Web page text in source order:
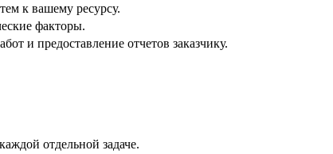
к вашему ресурсу.
факторы.
и предоставление отчетов заказчику.
отдельной задаче.